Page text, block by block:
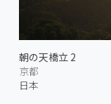
朝の天橋立 2
京都
日本